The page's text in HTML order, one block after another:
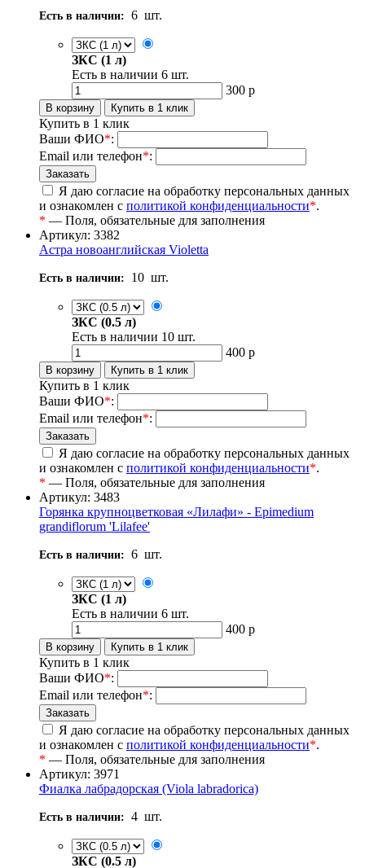
Есть в наличии: 6 шт.
ЗКС (1 л)
Есть в наличии 6 шт.
300 р
Купить в 1 клик
Ваши ФИО*:
Email или телефон*:
Я даю согласие на обработку персональных данных
и ознакомлен с политикой конфиденциальности*.
* — Поля, обязательные для заполнения
Артикул: 3382
Астра новоанглийская Violetta
Есть в наличии: 10 шт.
ЗКС (0.5 л)
Есть в наличии 10 шт.
400 р
Купить в 1 клик
Ваши ФИО*:
Email или телефон*:
Я даю согласие на обработку персональных данных
и ознакомлен с политикой конфиденциальности*.
* — Поля, обязательные для заполнения
Артикул: 3483
Горянка крупноцветковая «Лилафи» - Epimedium
grandiflorum 'Lilafee'
Есть в наличии: 6 шт.
ЗКС (1 л)
Есть в наличии 6 шт.
400 р
Купить в 1 клик
Ваши ФИО*:
Email или телефон*:
Я даю согласие на обработку персональных данных
и ознакомлен с политикой конфиденциальности*.
* — Поля, обязательные для заполнения
Артикул: 3971
Фиалка лабрадорская (Viola labradorica)
Есть в наличии: 4 шт.
ЗКС (0.5 л)